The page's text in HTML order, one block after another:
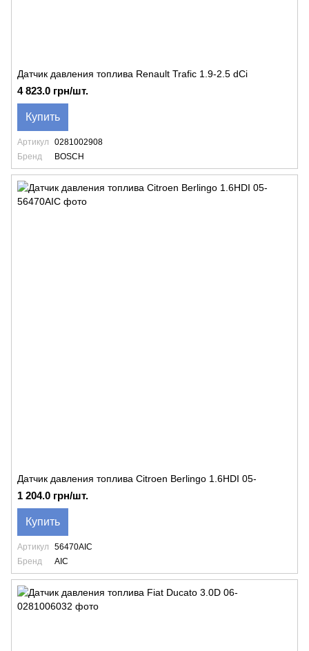
Датчик давления топлива Renault Trafic 1.9-2.5 dCi
4 823.0 грн/шт.
Купить
Артикул
0281002908
Бренд
BOSCH
Датчик давления топлива Citroen Berlingo 1.6HDI 05-
1 204.0 грн/шт.
Купить
Артикул
56470AIC
Бренд
AIC